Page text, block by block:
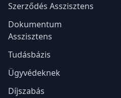
Szerződés Asszisztens
Dokumentum
Asszisztens
Tudásbázis
Ügyvédeknek
Díjszabás